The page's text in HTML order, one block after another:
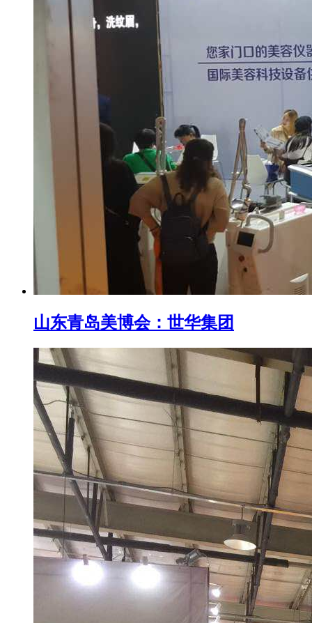
山东青岛美博会：世华集团